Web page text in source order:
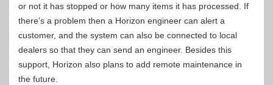
or not it has stopped or how many items it has processed. If
there’s a problem then a Horizon engineer can alert a
customer, and the system can also be connected to local
dealers so that they can send an engineer. Besides this
support, Horizon also plans to add remote maintenance in
the future.